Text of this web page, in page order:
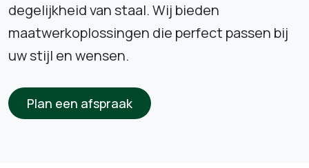
degelijkheid van staal. Wij bieden
maatwerkoplossingen die perfect passen bij
uw stijl en wensen.
Plan een afspraak